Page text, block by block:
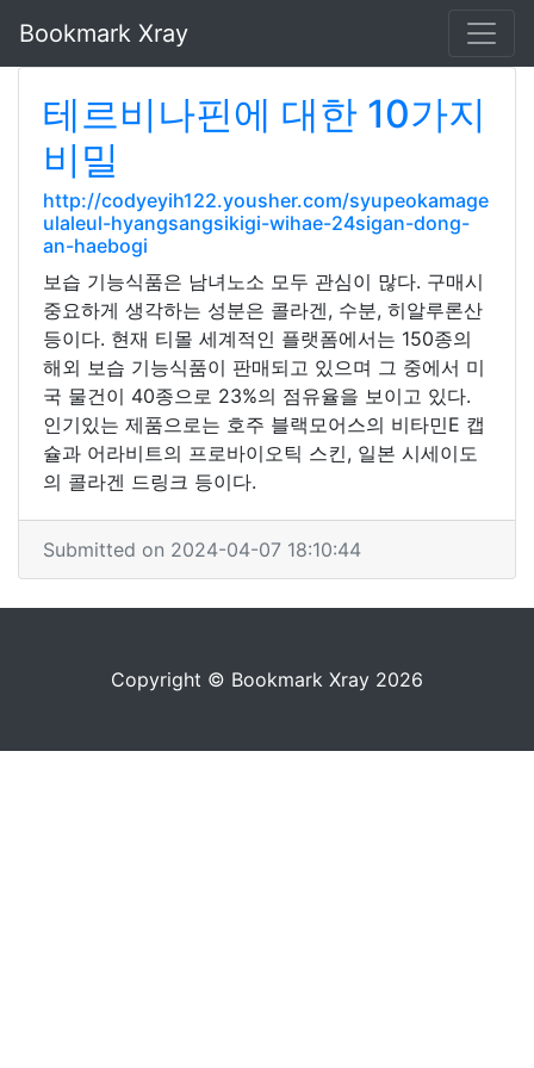
Bookmark Xray
테르비나핀에 대한 10가지
비밀
http://codyeyih122.yousher.com/syupeokamage
ulaleul-hyangsangsikigi-wihae-24sigan-dong-
an-haebogi
보습 기능식품은 남녀노소 모두 관심이 많다. 구매시
중요하게 생각하는 성분은 콜라겐, 수분, 히알루론산
등이다. 현재 티몰 세계적인 플랫폼에서는 150종의
해외 보습 기능식품이 판매되고 있으며 그 중에서 미
국 물건이 40종으로 23%의 점유율을 보이고 있다.
인기있는 제품으로는 호주 블랙모어스의 비타민E 캡
슐과 어라비트의 프로바이오틱 스킨, 일본 시세이도
의 콜라겐 드링크 등이다.
Submitted on 2024-04-07 18:10:44
Copyright © Bookmark Xray 2026